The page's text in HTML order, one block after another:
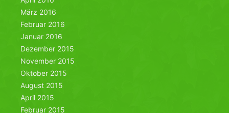
März 2016
Februar 2016
Januar 2016
Dezember 2015
November 2015
Oktober 2015
August 2015
April 2015
Februar 2015